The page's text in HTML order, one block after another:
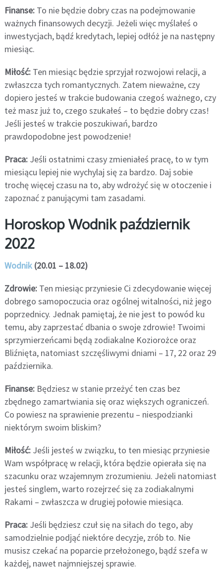
Finanse: To nie będzie dobry czas na podejmowanie
ważnych finansowych decyzji. Jeżeli więc myślałeś o
inwestycjach, bądź kredytach, lepiej odłóż je na następny
miesiąc.
Miłość: Ten miesiąc będzie sprzyjał rozwojowi relacji, a
zwłaszcza tych romantycznych. Zatem nieważne, czy
dopiero jesteś w trakcie budowania czegoś ważnego, czy
też masz już to, czego szukałeś – to będzie dobry czas!
Jeśli jesteś w trakcie poszukiwań, bardzo
prawdopodobne jest powodzenie!
Praca: Jeśli ostatnimi czasy zmieniałeś pracę, to w tym
miesiącu lepiej nie wychylaj się za bardzo. Daj sobie
trochę więcej czasu na to, aby wdrożyć się w otoczenie i
zapoznać z panującymi tam zasadami.
Horoskop Wodnik październik
2022
Wodnik(20.01 – 18.02)
Zdrowie: Ten miesiąc przyniesie Ci zdecydowanie więcej
dobrego samopoczucia oraz ogólnej witalności, niż jego
poprzednicy. Jednak pamiętaj, że nie jest to powód ku
temu, aby zaprzestać dbania o swoje zdrowie! Twoimi
sprzymierzeńcami będą zodiakalne Koziorożce oraz
Bliźnięta, natomiast szczęśliwymi dniami – 17, 22 oraz 29
października.
Finanse: Będziesz w stanie przeżyć ten czas bez
zbędnego zamartwiania się oraz większych ograniczeń.
Co powiesz na sprawienie prezentu – niespodzianki
niektórym swoim bliskim?
Miłość: Jeśli jesteś w związku, to ten miesiąc przyniesie
Wam współpracę w relacji, która będzie opierała się na
szacunku oraz wzajemnym zrozumieniu. Jeżeli natomiast
jesteś singlem, warto rozejrzeć się za zodiakalnymi
Rakami – zwłaszcza w drugiej połowie miesiąca.
Praca: Jeśli będziesz czuł się na siłach do tego, aby
samodzielnie podjąć niektóre decyzje, zrób to. Nie
musisz czekać na poparcie przełożonego, bądź szefa w
każdej, nawet najmniejszej sprawie.